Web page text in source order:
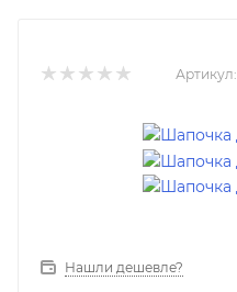
Артикул:
Нашли дешевле?